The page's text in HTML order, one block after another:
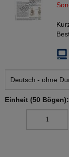
Einheit (50